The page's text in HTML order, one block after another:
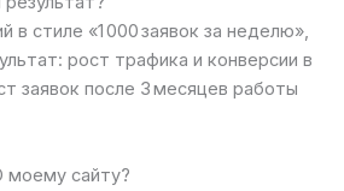
в стиле «1 000 заявок за неделю»,
рост трафика и конверсии в
заявок после 3 месяцев работы
моему сайту?